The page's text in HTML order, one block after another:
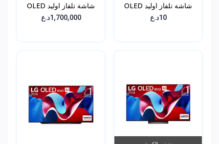
شاشة تلفاز اوليد OLED
10د.ع
شاشة تلفاز اوليد OLED
C4 - حجم 65 انش -1,700,000د.ع